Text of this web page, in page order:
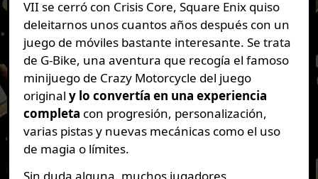
VII se cerró con Crisis Core, Square Enix quiso
deleitarnos unos cuantos años después con un
juego de móviles bastante interesante. Se trata
de G-Bike, una aventura que recogía el famoso
minijuego de Crazy Motorcycle del juego
original y lo convertía en una experiencia
completa con progresión, personalización,
varias pistas y nuevas mecánicas como el uso
de magia o límites.